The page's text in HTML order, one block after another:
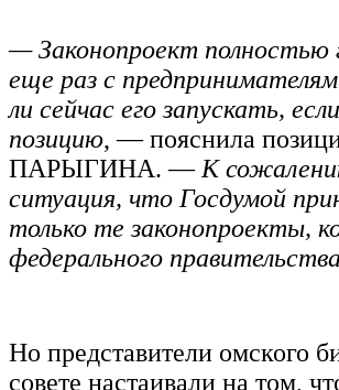
— Законопроект
еще раз с
ли сейчас его запускать,
позицию, — пояснила
ПАРЫГИНА. — К
ситуация, что Госдумой
только те законопроекты,
федерального
Но представители омского
совете настаивали на том,